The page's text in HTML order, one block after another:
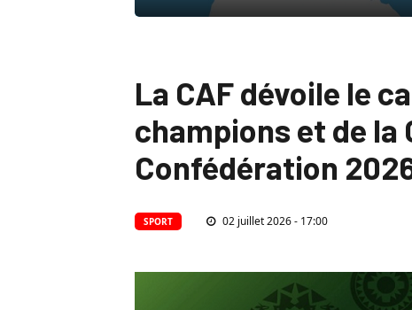
La CAF dévoile le
champions et de la
Confédération
SPORT 02 juillet 2026 - 17:00